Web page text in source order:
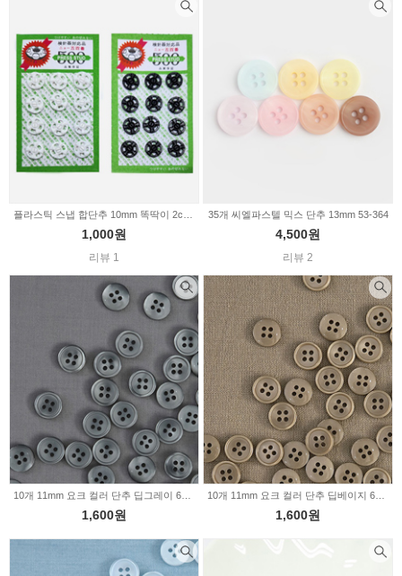
1,000원
리뷰 1
35개 씨엘파스텔 믹스 단추 13mm 53-364
4,500원
리뷰 2
1,600원 1,600원